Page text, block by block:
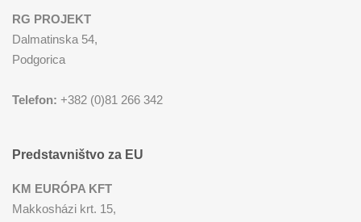
RG PROJEKT
Dalmatinska 54,
Podgorica
Telefon: +382 (0)81 266 342
Predstavništvo za EU
KM EURÓPA KFT
Makkosházi krt. 15,